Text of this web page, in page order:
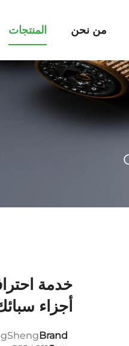
المنتجات من نحن
أجزاء
Brand